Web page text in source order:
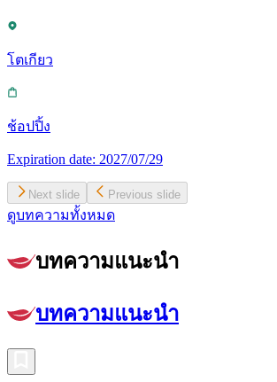
โตเกียว
ช้อปปิ้ง
Expiration date: 2027/07/29
Next slide Previous slide
ดูบทความทั้งหมด
บทความแนะนำ
บทความแนะนำ